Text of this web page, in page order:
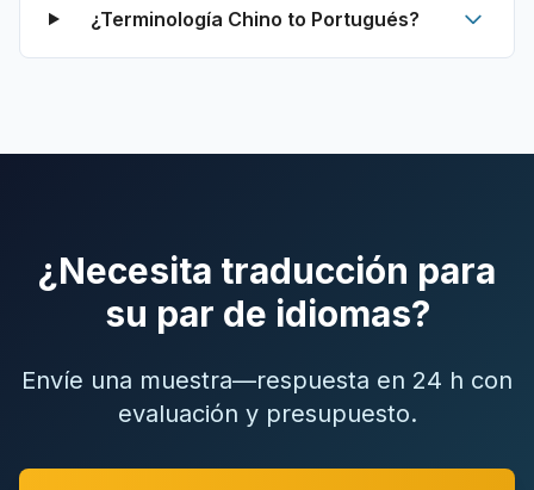
¿Terminología Chino to Portugués?
¿Necesita traducción para
su par de idiomas?
Envíe una muestra—respuesta en 24 h con
evaluación y presupuesto.